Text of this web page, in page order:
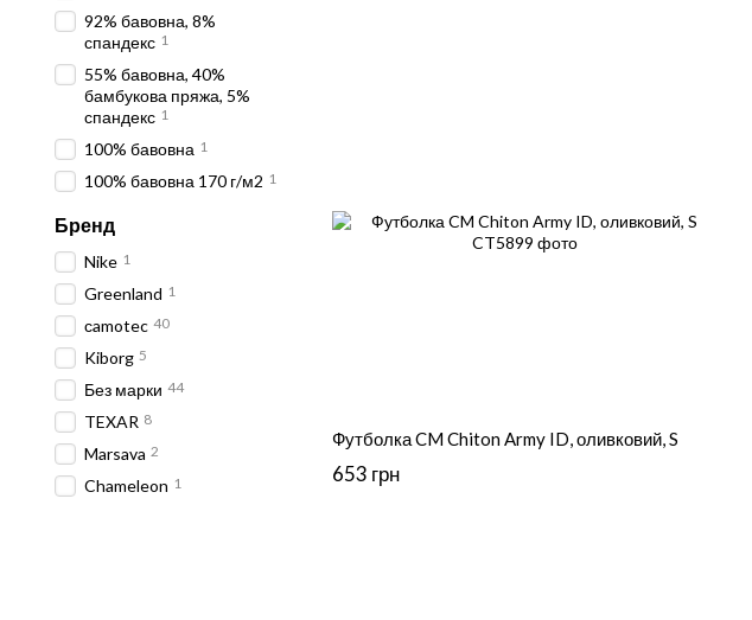
Футболка CM Chiton Army ID, оливковий, S
653 грн
92% бавовна, 8%
спандекс 1
55% бавовна, 40%
бамбукова пряжа, 5%
спандекс 1
100% бавовна 1
100% бавовна 170 г/м2 1
Бренд
Nike 1
Greenland 1
сamotec 40
Kiborg 5
Без марки 44
TEXAR 8
Marsava 2
Chameleon 1